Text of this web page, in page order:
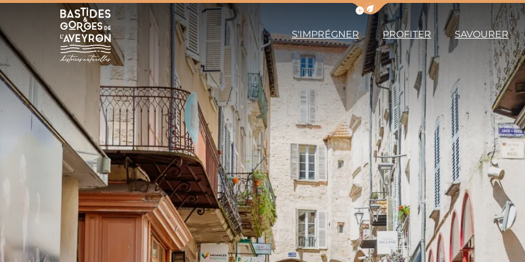
Afficher la barre de navigation du
Bastides et Gorges de l&#039;Aveyron
S'IMPRÉGNER PROFITER SAVOURER